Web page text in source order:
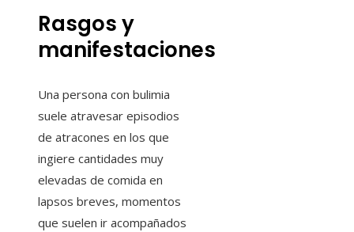
Rasgos y
manifestaciones
Una persona con bulimia
suele atravesar episodios
de atracones en los que
ingiere cantidades muy
elevadas de comida en
lapsos breves, momentos
que suelen ir acompañados